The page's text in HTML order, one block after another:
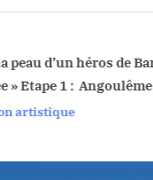
t
o
s
peau d’un héros de
» Etape 1 : Angoulême
artistique